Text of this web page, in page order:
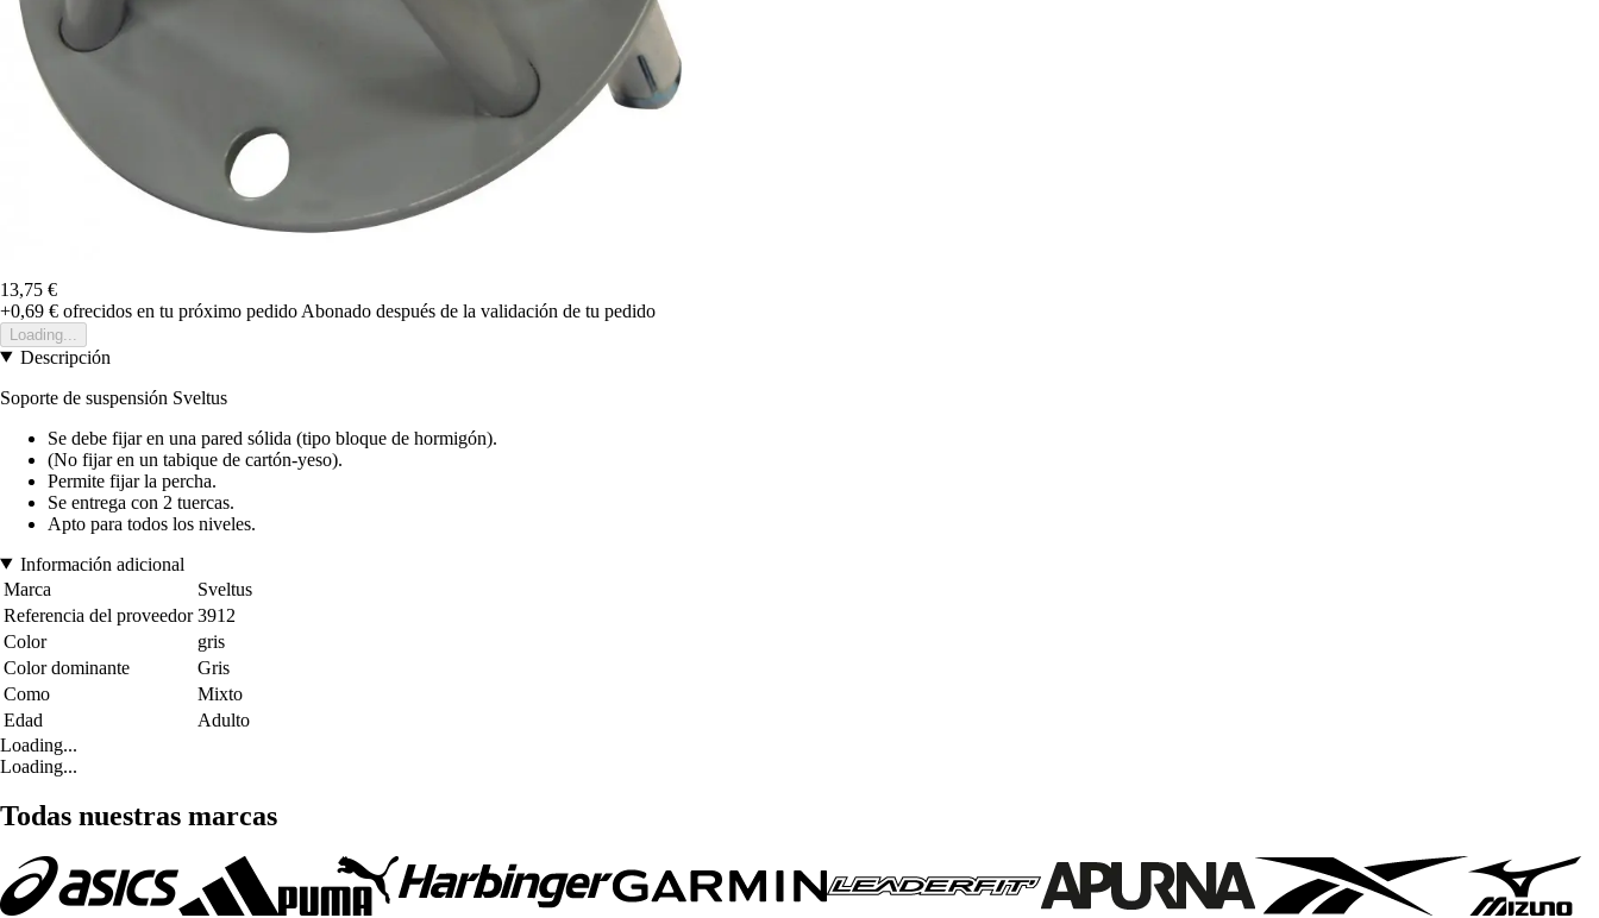
13,75 €
+0,69 € ofrecidos en tu próximo pedido Abonado después de la validación de tu pedido
Loading...
Descripción
Soporte de suspensión Sveltus
Se debe fijar en una pared sólida (tipo bloque de hormigón).
(No fijar en un tabique de cartón-yeso).
Permite fijar la percha.
Se entrega con 2 tuercas.
Apto para todos los niveles.
Información adicional
Marca
Sveltus
Referencia del proveedor 3912
Color
gris
Color dominante
Gris
Como
Mixto
Edad
Adulto
Loading...
Loading...
Todas nuestras marcas